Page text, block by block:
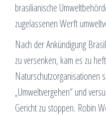
brasilianische
zugelassenen Werft
Nach der Ankündigung
zu versenken, kam es zu
Naturschutzorganisationen
„Umweltvergehen“ und
Gericht zu stoppen. Robin